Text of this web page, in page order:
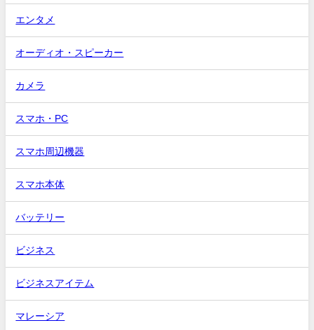
エンタメ
オーディオ・スピーカー
カメラ
スマホ・PC
スマホ周辺機器
スマホ本体
バッテリー
ビジネス
ビジネスアイテム
マレーシア